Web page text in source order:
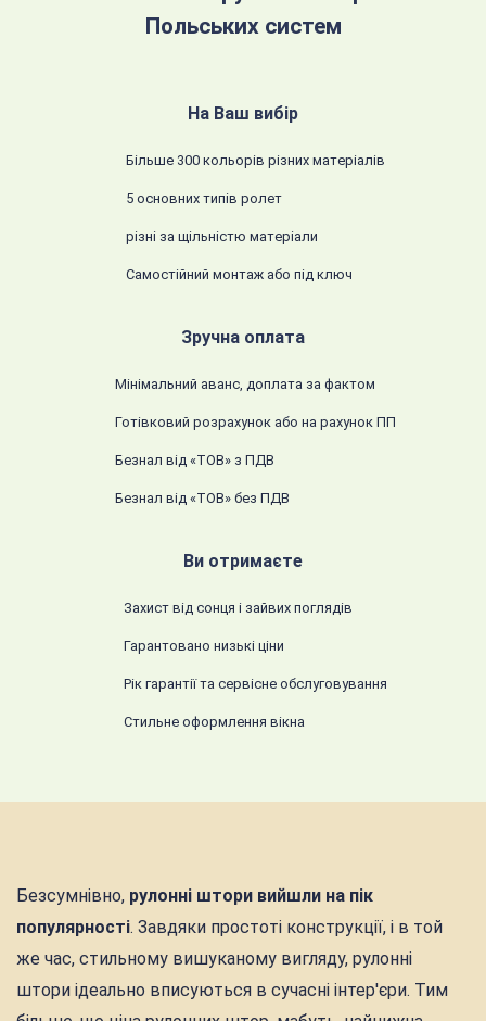
Польських систем
На Ваш вибір
Більше 300 кольорів різних матеріалів
5 основних типів ролет
різні за щільністю матеріали
Самостійний монтаж або під ключ
Зручна оплата
Мінімальний аванс, доплата за фактом
Готівковий розрахунок або на рахунок ПП
Безнал від «ТОВ» з ПДВ
Безнал від «ТОВ» без ПДВ
Ви отримаєте
Захист від сонця і зайвих поглядів
Гарантовано низькі ціни
Рік гарантії та сервісне обслуговування
Стильне оформлення вікна
Безсумнівно, рулонні штори вийшли на пік
популярності. Завдяки простоті конструкції, і в той
же час, стильному вишуканому вигляду, рулонні
штори ідеально вписуються в сучасні інтер'єри. Тим